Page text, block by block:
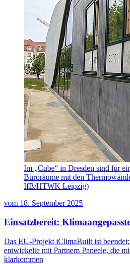
Im „Cube“ in Dresden sind für
Büroräume mit den
IfB/HTWK Leipzig)
vom 18. September 2025
Einsatzbereit:
Das EU-Projekt iClimaBuilt ist
entwickelte mit Partnern Paneele, die
klarkommen